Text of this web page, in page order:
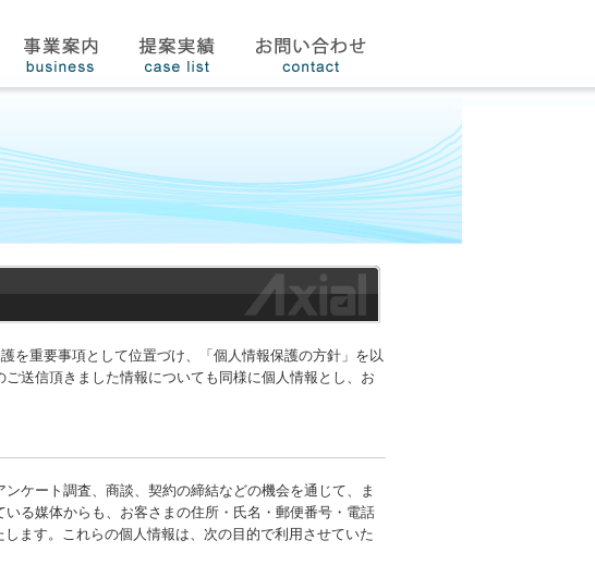
を重要事項として位置づけ、「個人情報保護の方針」を以
送信頂きました情報についても同様に個人情報とし、お
ケート調査、商談、契約の締結などの機会を通じて、ま
る媒体からも、お客さまの住所・氏名・郵便番号・電話
ます。これらの個人情報は、次の目的で利用させていた